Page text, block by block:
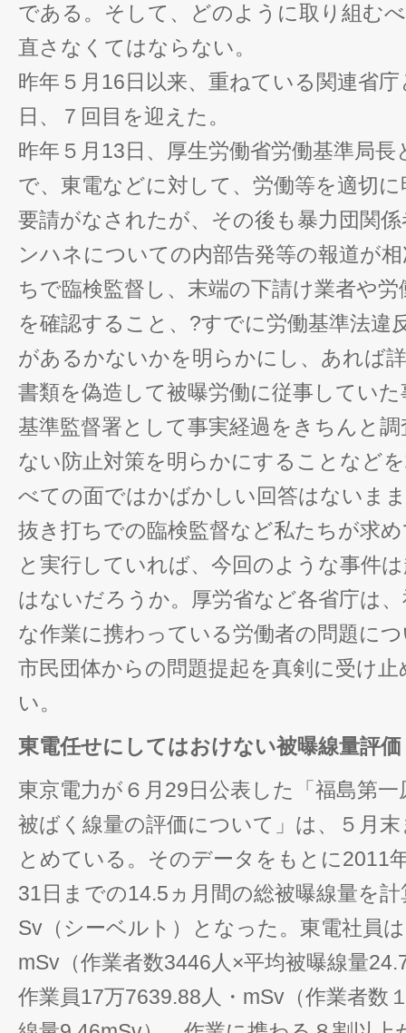
である。そして、どのように取り組む
直さなくてはならない。
昨年５月16日以来、重ねている関連省
日、７回目を迎えた。
昨年５月13日、厚生労働省労働基準局
で、東電などに対して、労働等を適切
要請がなされたが、その後も暴力団関
ンハネについての内部告発等の報道が
ちで臨検監督し、末端の下請け業者や
を確認すること、?すでに労働基準法違
があるかないかを明らかにし、あれば
書類を偽造して被曝労働に従事してい
基準監督署として事実経過をきちんと
ない防止対策を明らかにすることなど
べての面ではかばかしい回答はないま
抜き打ちでの臨検監督など私たちが求
と実行していれば、今回のような事件
はないだろうか。厚労省など各省庁は
な作業に携わっている労働者の問題に
市民団体からの問題提起を真剣に受け
い。
東電任せにしてはおけない被曝線量評価
東京電力が６月29日公表した「福島第
被ばく線量の評価について」は、５月
とめている。そのデータをもとに2011
31日までの14.5ヵ月間の総被曝線量を
Sv（シーベルト）となった。東電社員
mSv（作業者数3446人×平均被曝線量
作業員17万7639.88人・mSv（作業者数